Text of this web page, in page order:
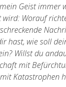
Geist immer
Worauf
hast, wie soll
Willst du
mit
Katastrophen